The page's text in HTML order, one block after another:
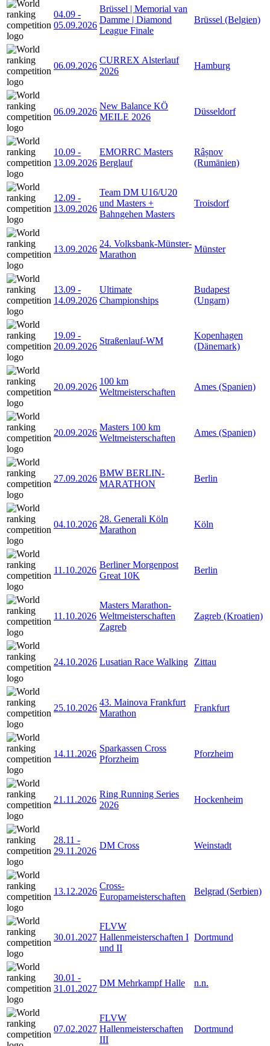
04.09 -
05.09.2026
Brüssel | Memorial van
Damme | Diamond
League Finale
Brüssel (Belgien)
06.09.2026
CURREX Alsterlauf
2026
Hamburg
06.09.2026
New Balance KÖ
MEILE 2026
Düsseldorf
10.09 -
13.09.2026
EMORRC Masters
Berglauf
Râșnov
(Rumänien)
12.09 -
13.09.2026
Team DM U16/U20
und Masters +
Bahngehen Masters
Troisdorf
13.09.2026
24. Volksbank-Münster-
Marathon
Münster
13.09 -
14.09.2026
Ultimate
Championships
Budapest
(Ungarn)
19.09 -
20.09.2026
Straßenlauf-WM
Kopenhagen
(Dänemark)
20.09.2026
100 km
Weltmeisterschaften
Ames (Spanien)
20.09.2026
Masters 100 km
Weltmeisterschaften
Ames (Spanien)
27.09.2026
BMW BERLIN-
MARATHON
Berlin
04.10.2026
28. Generali Köln
Marathon
Köln
11.10.2026
Berliner Morgenpost
Great 10K
Berlin
11.10.2026
Masters Marathon-
Weltmeisterschaften
Zagreb
Zagreb (Kroatien)
24.10.2026 Lusatian Race Walking Zittau
25.10.2026
43. Mainova Frankfurt
Marathon
Frankfurt
14.11.2026
Sparkassen Cross
Pforzheim
Pforzheim
21.11.2026
Ring Running Series
2026
Hockenheim
28.11 -
29.11.2026
DM Cross Weinstadt
13.12.2026
Cross-
Europameisterschaften
Belgrad (Serbien)
30.01.2027
FLVW
Hallenmeisterschaften I
und II
Dortmund
30.01 -
31.01.2027
DM Mehrkampf Halle n.n.
07.02.2027
FLVW
Hallenmeisterschaften
III
Dortmund